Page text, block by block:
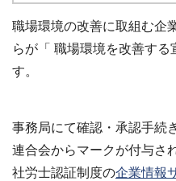
職場環境の改善に取組む企
らが「 職場環境を改善する
す。
事務局にて確認・承認手続
連合会からマークが付与さ
社労士認証制度の企業情報